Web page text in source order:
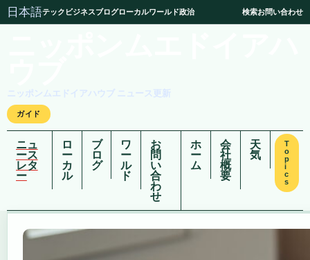
日本語テック ビジネスブログローカルワールド政治 検索お問い合わせ
ニッポンムエドイアハウブ ニュース更新
ガイド
ニュ
ース
レタ
ー
ロ
ー
カ
ル
ブ
ロ
グ
ワ
ー
ル
ド
お
問
い
合
わ
せ
ホ
ー
ム
会
社
概
要
天
気
T
o
p
i
c
s